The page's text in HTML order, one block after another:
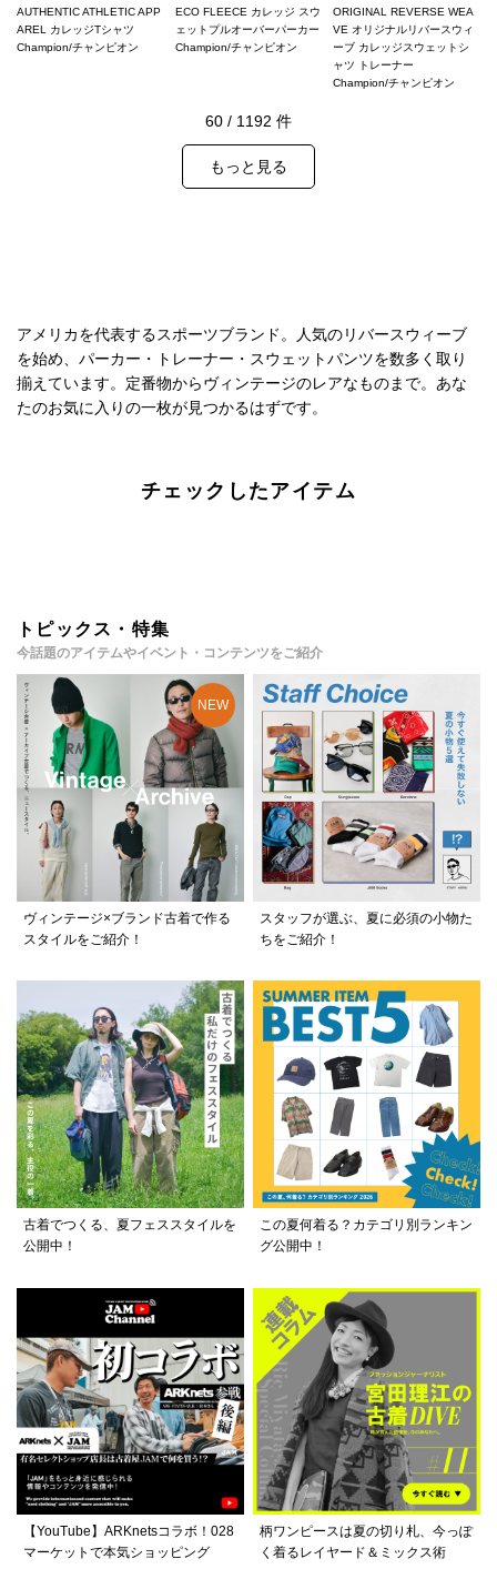
AUTHENTIC ATHLETIC APP
AREL カレッジTシャツ
Champion/チャンピオン
ECO FLEECE カレッジ スウ
ェットプルオーバーパーカー
Champion/チャンピオン
ORIGINAL REVERSE WEA
VE オリジナルリバースウィ
ーブ カレッジスウェットシ
ャツ トレーナー
Champion/チャンピオン
60 / 1192 件
もっと見る
アメリカを代表するスポーツブランド。人気のリバースウィーブ
を始め、パーカー・トレーナー・スウェットパンツを数多く取り
揃えています。定番物からヴィンテージのレアなものまで。あな
たのお気に入りの一枚が見つかるはずです。
チェックしたアイテム
トピックス・特集
今話題のアイテムやイベント・コンテンツをご紹介
ヴィンテージ×ブランド古着で作る
スタイルをご紹介！
スタッフが選ぶ、夏に必須の小物た
ちをご紹介！
古着でつくる、夏フェススタイルを
公開中！
この夏何着る？カテゴリ別ランキン
グ公開中！
【YouTube】ARKnetsコラボ！028
マーケットで本気ショッピング
柄ワンピースは夏の切り札、今っぽ
く着るレイヤード＆ミックス術